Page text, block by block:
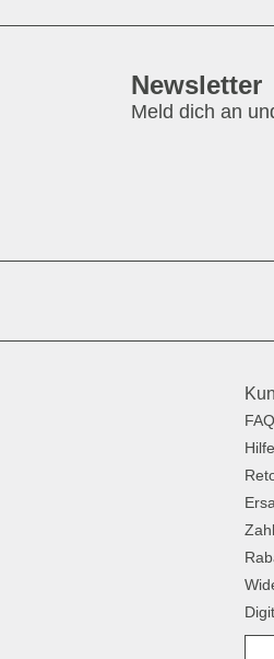
Newsletter
Meld dich an
FAQ